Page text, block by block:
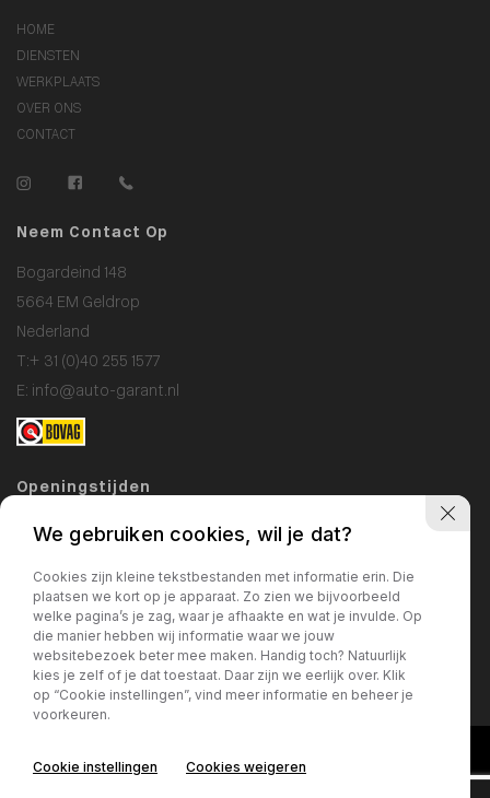
HOME
DIENSTEN
WERKPLAATS
OVER ONS
CONTACT
Neem Contact Op
Bogardeind 148
5664 EM Geldrop
Nederland
T:+ 31 (0)40 255 1577
E: info@auto-garant.nl
Openingstijden
Showroom
Za: 10:00 - 17:00
Zo: gesloten
Werkplaats
Ma / Vr: 09:00 - 17:00
We gebruiken cookies, wil je dat?
Cookies zijn kleine tekstbestanden met informatie erin. Die
plaatsen we kort op je apparaat. Zo zien we bijvoorbeeld
welke pagina’s je zag, waar je afhaakte en wat je invulde. Op
die manier hebben wij informatie waar we jouw
websitebezoek beter mee maken. Handig toch? Natuurlijk
kies je zelf of je dat toestaat. Daar zijn we eerlijk over. Klik
op “Cookie instellingen”, vind meer informatie en beheer je
voorkeuren.
Cookie instellingen Cookies weigeren